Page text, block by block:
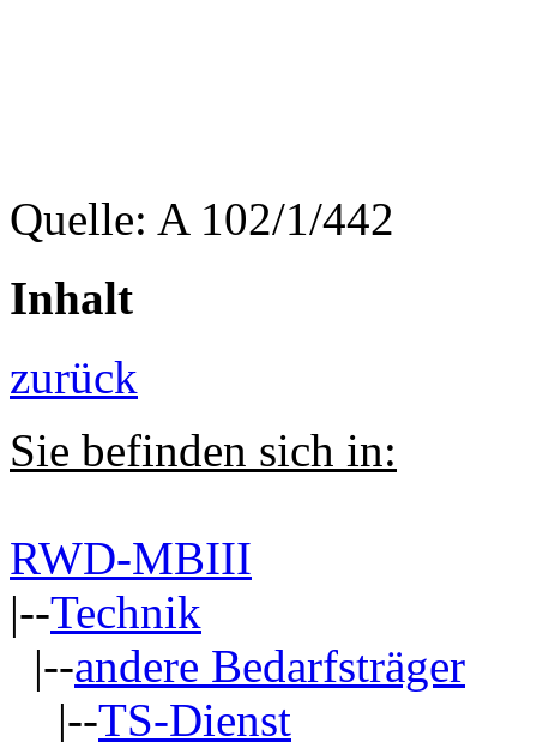
Quelle: A 102/1/442
Inhalt
zurück
Sie befinden sich in:
RWD-MBIII
|--Technik
|--andere Bedarfsträger
|--TS-Dienst